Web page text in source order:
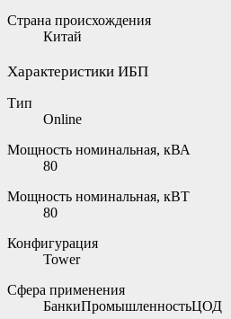
Страна происхождения
Китай
Характеристики ИБП
Тип
Online
Мощность номинальная, кВА
80
Мощность номинальная, кВТ
80
Конфигурация
Tower
Сфера применения
БанкиПромышленностьЦОД